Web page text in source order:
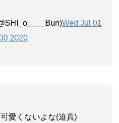
Wed Jul 01
2020
愛くないよな(迫真)